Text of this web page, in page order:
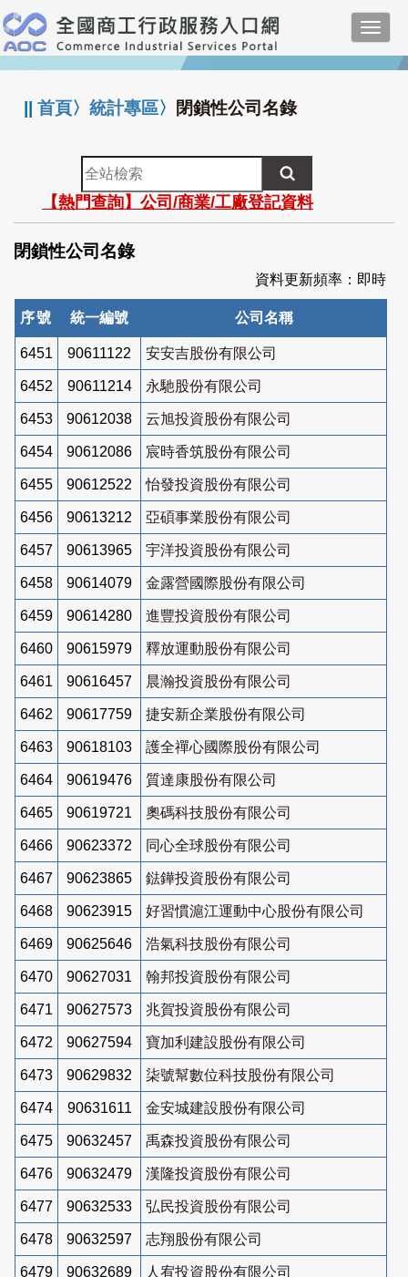
跳
到
主
要
:::
||首頁〉統計專區〉 閉鎖性公司名錄
全
站
檢
索
【熱門查詢】公司/商業/工廠登記資料
閉鎖性公司名錄
資料更新頻率：即時
序號 統一編號 公司名稱
6451 90611122 安安吉股份有限公司
6452 90611214 永馳股份有限公司
6453 90612038 云旭投資股份有限公司
6454 90612086 宸時香筑股份有限公司
6455 90612522 怡發投資股份有限公司
6456 90613212 亞碩事業股份有限公司
6457 90613965 宇洋投資股份有限公司
6458 90614079 金露營國際股份有限公司
6459 90614280 進豐投資股份有限公司
6460 90615979 釋放運動股份有限公司
6461 90616457 晨瀚投資股份有限公司
6462 90617759 捷安新企業股份有限公司
6463 90618103 護全禪心國際股份有限公司
6464 90619476 質達康股份有限公司
6465 90619721 奧碼科技股份有限公司
6466 90623372 同心全球股份有限公司
6467 90623865 鍅鏵投資股份有限公司
6468 90623915 好習慣滬江運動中心股份有限公司
6469 90625646 浩氣科技股份有限公司
6470 90627031 翰邦投資股份有限公司
6471 90627573 兆賀投資股份有限公司
6472 90627594 寶加利建設股份有限公司
6473 90629832 柒號幫數位科技股份有限公司
6474 90631611 金安城建設股份有限公司
6475 90632457 禹森投資股份有限公司
6476 90632479 漢隆投資股份有限公司
6477 90632533 弘民投資股份有限公司
6478 90632597 志翔股份有限公司
6479 90632689 人宥投資股份有限公司